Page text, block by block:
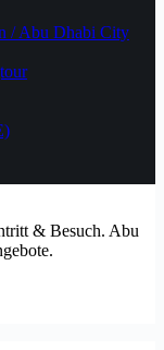
/ Abu Dhabi City
& Besuch. Abu